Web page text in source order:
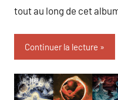
tout au long de cet
Continuer la lecture